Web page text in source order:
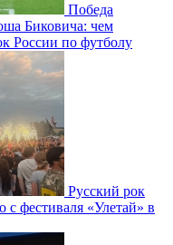
Победа
Биковича: чем
России по футболу
Русский рок
фестиваля «Улетай» в